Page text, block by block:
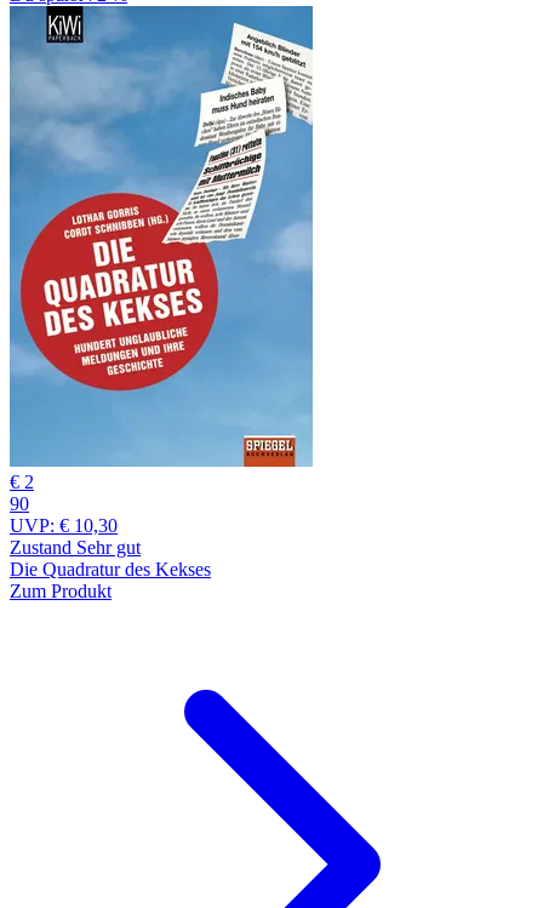
€ 2
90
UVP: € 10,30
Zustand Sehr gut
Die Quadratur des Kekses
Zum Produkt